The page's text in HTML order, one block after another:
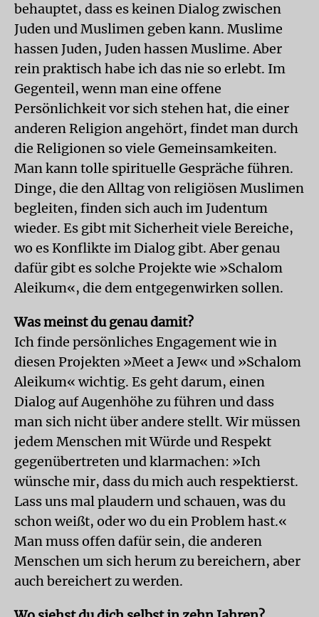
behauptet, dass es keinen Dialog zwischen
Juden und Muslimen geben kann. Muslime
hassen Juden, Juden hassen Muslime. Aber
rein praktisch habe ich das nie so erlebt. Im
Gegenteil, wenn man eine offene
Persönlichkeit vor sich stehen hat, die einer
anderen Religion angehört, findet man durch
die Religionen so viele Gemeinsamkeiten.
Man kann tolle spirituelle Gespräche führen.
Dinge, die den Alltag von religiösen Muslimen
begleiten, finden sich auch im Judentum
wieder. Es gibt mit Sicherheit viele Bereiche,
wo es Konflikte im Dialog gibt. Aber genau
dafür gibt es solche Projekte wie »Schalom
Aleikum«, die dem entgegenwirken sollen.
Was meinst du genau damit?
Ich finde persönliches Engagement wie in
diesen Projekten »Meet a Jew« und »Schalom
Aleikum« wichtig. Es geht darum, einen
Dialog auf Augenhöhe zu führen und dass
man sich nicht über andere stellt. Wir müssen
jedem Menschen mit Würde und Respekt
gegenübertreten und klarmachen: »Ich
wünsche mir, dass du mich auch respektierst.
Lass uns mal plaudern und schauen, was du
schon weißt, oder wo du ein Problem hast.«
Man muss offen dafür sein, die anderen
Menschen um sich herum zu bereichern, aber
auch bereichert zu werden.